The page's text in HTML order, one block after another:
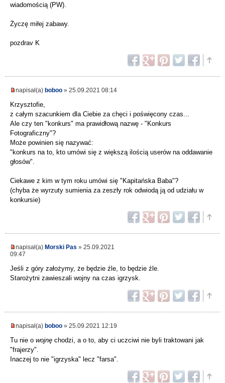
wiadomością (PW).
Życzę miłej zabawy.
pozdrav K
napisał(a) boboo » 25.09.2021 08:14
Krzysztofie,
z całym szacunkiem dla Ciebie za chęci i poświęcony czas...
Ale czy ten "konkurs" ma prawidłową nazwę - "Konkurs
Fotograficzny"?
Może powinien się nazywać:
"konkurs na to, kto umówi się z większą ilością userów na oddawanie
głosów".
Ciekawe z kim w tym roku umówi się "Kapitańska Baba"?
(chyba że wyrzuty sumienia za zeszły rok odwiodą ją od udziału w
konkursie)
napisał(a) Morski Pas » 25.09.2021
09:47
Jeśli z góry założymy, że będzie źle, to będzie źle.
Starożytni zawieszali wojny na czas igrzysk.
napisał(a) boboo » 25.09.2021 12:19
Tu nie o wojnę chodzi, a o to, aby ci uczciwi nie byli traktowani jak
"frajerzy".
Inaczej to nie "igrzyska" lecz "farsa".